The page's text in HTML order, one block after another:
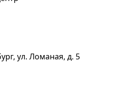
ул. Ломаная, д. 5